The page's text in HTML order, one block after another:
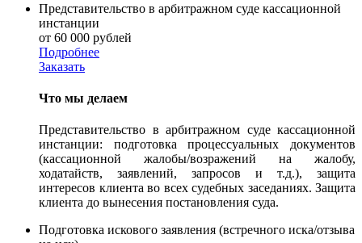
Представительство в арбитражном суде кассационной
инстанции
от 60 000 рублей
Подробнее
Заказать
Что мы делаем
Представительство в арбитражном суде кассационной
инстанции: подготовка процессуальных документов
(кассационной жалобы/возражений на жалобу,
ходатайств, заявлений, запросов и т.д.), защита
интересов клиента во всех судебных заседаниях. Защита
клиента до вынесения постановления суда.
Подготовка искового заявления (встречного иска/отзыва